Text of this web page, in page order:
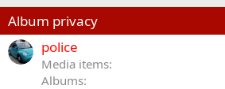
Album privacy
police
Media items
Albums